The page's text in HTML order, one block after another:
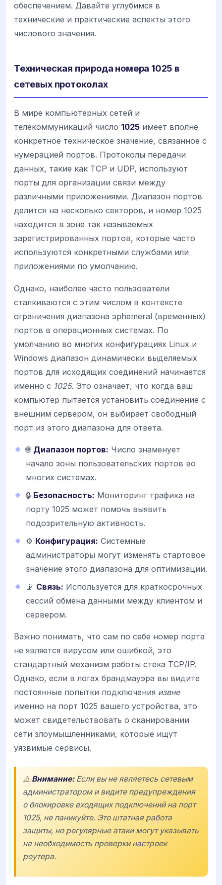
обеспечением. Давайте углубимся в
технические и практические аспекты этого
числового значения.
Техническая природа номера 1025 в
сетевых протоколах
В мире компьютерных сетей и
телекоммуникаций число 1025 имеет вполне
конкретное техническое значение, связанное с
нумерацией портов. Протоколы передачи
данных, такие как TCP и UDP, используют
порты для организации связи между
различными приложениями. Диапазон портов
делится на несколько секторов, и номер 1025
находится в зоне так называемых
зарегистрированных портов, которые часто
используются конкретными службами или
приложениями по умолчанию.
Однако, наиболее часто пользователи
сталкиваются с этим числом в контексте
ограничения диапазона эphemeral (временных)
портов в операционных системах. По
умолчанию во многих конфигурациях Linux и
Windows диапазон динамически выделяемых
портов для исходящих соединений начинается
именно с 1025. Это означает, что когда ваш
компьютер пытается установить соединение с
внешним сервером, он выбирает свободный
порт из этого диапазона для ответа.
🌐 Диапазон портов: Число знаменует
начало зоны пользовательских портов во
многих системах.
🔒 Безопасность: Мониторинг трафика на
порту 1025 может помочь выявить
подозрительную активность.
⚙️ Конфигурация: Системные
администраторы могут изменять стартовое
значение этого диапазона для оптимизации.
📡 Связь: Используется для краткосрочных
сессий обмена данными между клиентом и
сервером.
Важно понимать, что сам по себе номер порта
не является вирусом или ошибкой, это
стандартный механизм работы стека TCP/IP.
Однако, если в логах брандмауэра вы видите
постоянные попытки подключения извне
именно на порт 1025 вашего устройства, это
может свидетельствовать о сканировании
сети злоумышленниками, которые ищут
уязвимые сервисы.
⚠️Внимание:Если вы не являетесь сетевым
администратором и видите предупреждения
о блокировке входящих подключений на порт
1025, не паникуйте. Это штатная работа
защиты, но регулярные атаки могут указывать
на необходимость проверки настроек
роутера.